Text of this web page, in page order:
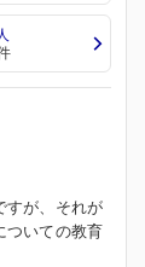
すが、それが
ついての教育